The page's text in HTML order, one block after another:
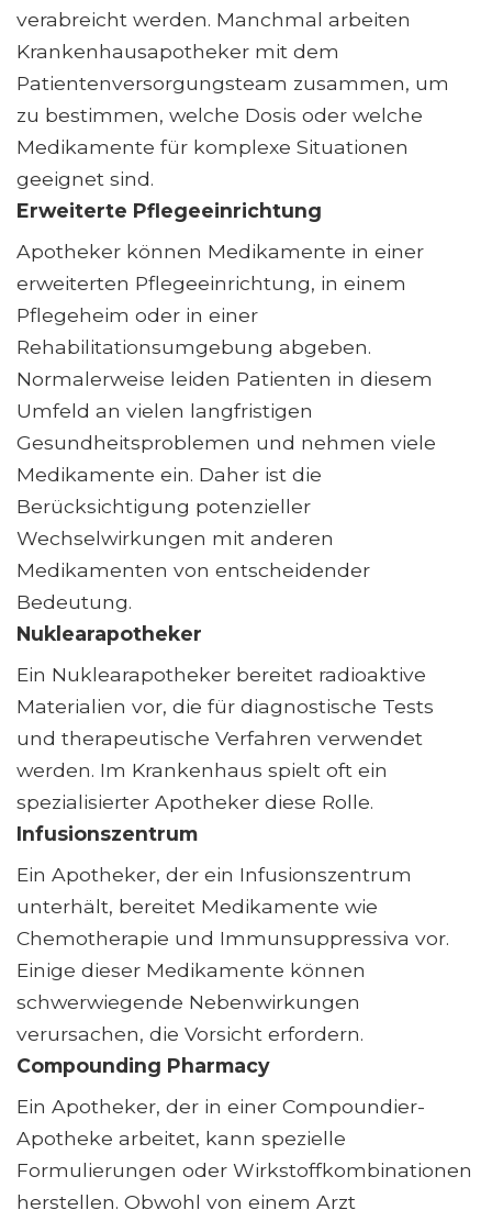
verabreicht werden. Manchmal arbeiten
Krankenhausapotheker mit dem
Patientenversorgungsteam zusammen, um
zu bestimmen, welche Dosis oder welche
Medikamente für komplexe Situationen
geeignet sind.
Erweiterte Pflegeeinrichtung
Apotheker können Medikamente in einer
erweiterten Pflegeeinrichtung, in einem
Pflegeheim oder in einer
Rehabilitationsumgebung abgeben.
Normalerweise leiden Patienten in diesem
Umfeld an vielen langfristigen
Gesundheitsproblemen und nehmen viele
Medikamente ein. Daher ist die
Berücksichtigung potenzieller
Wechselwirkungen mit anderen
Medikamenten von entscheidender
Bedeutung.
Nuklearapotheker
Ein Nuklearapotheker bereitet radioaktive
Materialien vor, die für diagnostische Tests
und therapeutische Verfahren verwendet
werden. Im Krankenhaus spielt oft ein
spezialisierter Apotheker diese Rolle.
Infusionszentrum
Ein Apotheker, der ein Infusionszentrum
unterhält, bereitet Medikamente wie
Chemotherapie und Immunsuppressiva vor.
Einige dieser Medikamente können
schwerwiegende Nebenwirkungen
verursachen, die Vorsicht erfordern.
Compounding Pharmacy
Ein Apotheker, der in einer Compoundier-
Apotheke arbeitet, kann spezielle
Formulierungen oder Wirkstoffkombinationen
herstellen. Obwohl von einem Arzt